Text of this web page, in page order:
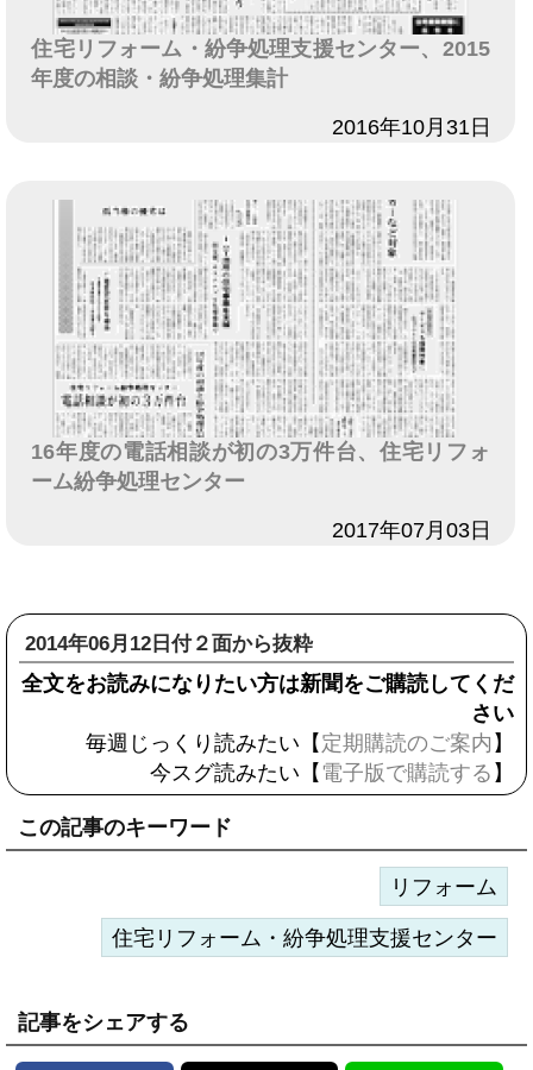
住宅リフォーム・紛争処理支援センター、2015
年度の相談・紛争処理集計
2016年10月31日
16年度の電話相談が初の3万件台、住宅リフォ
ーム紛争処理センター
2017年07月03日
2014年06月12日付２面から抜粋
全文をお読みになりたい方は新聞をご購読してくだ
さい
毎週じっくり読みたい【 定期購読のご案内 】
今スグ読みたい【 電子版で購読する 】
この記事のキーワード
リフォーム
住宅リフォーム・紛争処理支援センター
記事をシェアする